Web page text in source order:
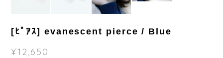
[ﾋﾟｱｽ] evanescent pierce / Blue
¥12,650